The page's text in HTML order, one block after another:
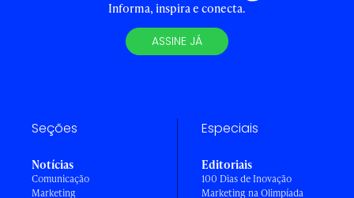
Informa, inspira e conecta.
ASSINE JÁ
Seções
Notícias
Comunicação
Marketing
Especiais
Editoriais
100 Dias de Inovação
Marketing na Olimpíada